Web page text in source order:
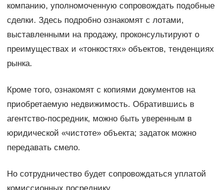
компанию, уполномоченную сопровождать подобные
сделки. Здесь подробно ознакомят с лотами,
выставленными на продажу, проконсультируют о
преимуществах и «тонкостях» объектов, тенденциях
рынка.
Кроме того, ознакомят с копиями документов на
приобретаемую недвижимость. Обратившись в
агентство-посредник, можно быть уверенным в
юридической «чистоте» объекта; задаток можно
передавать смело.
Но сотрудничество будет сопровождаться уплатой